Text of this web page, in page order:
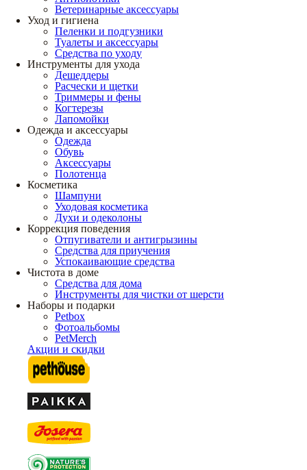
Ветеринарные аксессуары
Уход и гигиена
Пеленки и подгузники
Туалеты и аксессуары
Средства по уходу
Инструменты для ухода
Дешеддеры
Расчески и щетки
Триммеры и фены
Когтерезы
Лапомойки
Одежда и аксессуары
Одежда
Обувь
Аксессуары
Полотенца
Косметика
Шампуни
Уходовая косметика
Духи и одеколоны
Коррекция поведения
Отпугиватели и антигрызины
Средства для приучения
Успокаивающие средства
Чистота в доме
Средства для дома
Инструменты для чистки от шерсти
Наборы и подарки
Petbox
Фотоальбомы
PetMerch
Акции и скидки